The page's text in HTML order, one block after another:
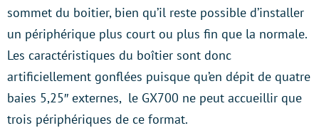
sommet du boitier, bien qu’il reste possible d’installer
un périphérique plus court ou plus fin que la normale.
Les caractéristiques du boîtier sont donc
artificiellement gonflées puisque qu’en dépit de quatre
baies 5,25″ externes, le GX700 ne peut accueillir que
trois périphériques de ce format.